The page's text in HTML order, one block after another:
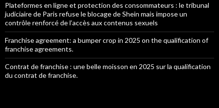
Plateformes en ligne et protection des consommateurs : le tribunal
judiciaire de Paris refuse le blocage de Shein mais impose un
contrôle renforcé de l’accès aux contenus sexuels
Franchise agreement: a bumper crop in 2025 on the qualification of
franchise agreements.
Contrat de franchise : une belle moisson en 2025 sur la qualification
du contrat de franchise.